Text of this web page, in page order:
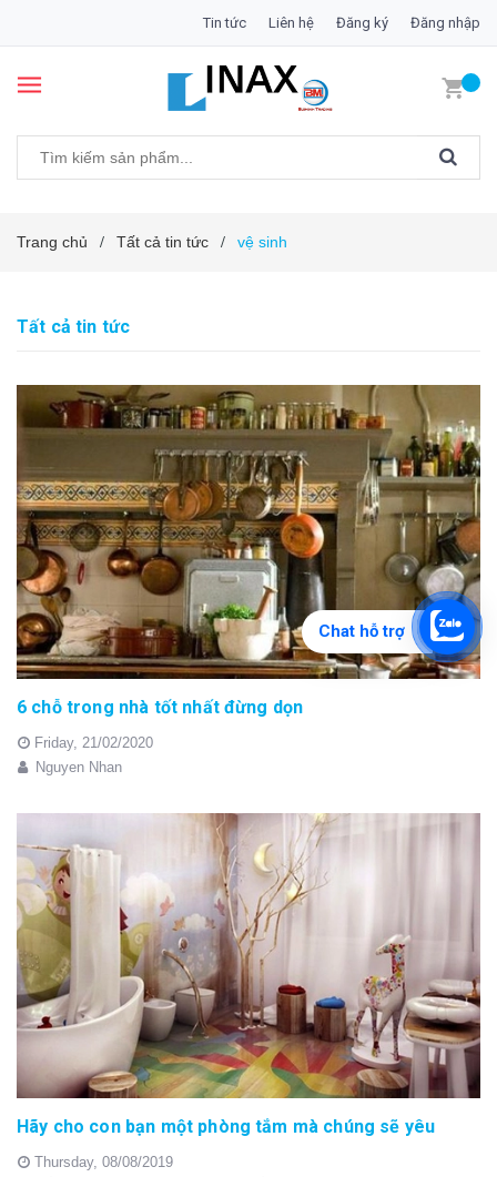
Tin tức Liên hệ Đăng ký Đăng nhập
Trang chủ / Tất cả tin tức / vệ sinh
Tất cả tin tức
6 chỗ trong nhà tốt nhất đừng dọn
Friday, 21/02/2020
Nguyen Nhan
Hãy cho con bạn một phòng tắm mà chúng sẽ yêu
Thursday, 08/08/2019
Chat hỗ trợ